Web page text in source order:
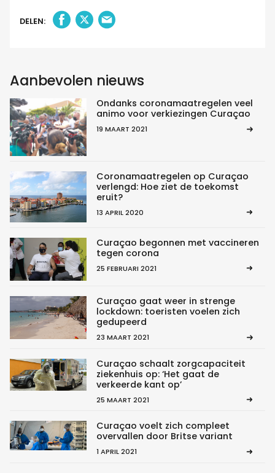
DELEN:
Aanbevolen nieuws
Ondanks coronamaatregelen veel
animo voor verkiezingen Curaçao
19 MAART 2021
Coronamaatregelen op Curaçao
verlengd: Hoe ziet de toekomst
eruit?
13 APRIL 2020
Curaçao begonnen met vaccineren
tegen corona
25 FEBRUARI 2021
Curaçao gaat weer in strenge
lockdown: toeristen voelen zich
gedupeerd
23 MAART 2021
Curaçao schaalt zorgcapaciteit
ziekenhuis op: ‘Het gaat de
verkeerde kant op’
25 MAART 2021
Curaçao voelt zich compleet
overvallen door Britse variant
1 APRIL 2021